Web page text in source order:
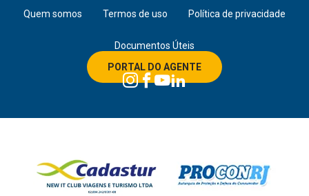
Quem somos Termos de uso Política de privacidade
Documentos Úteis
PORTAL DO AGENTE